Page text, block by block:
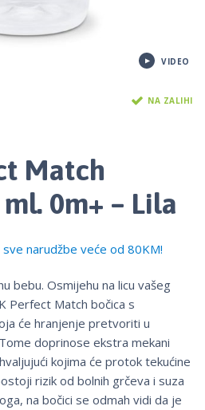
VIDEO
NA ZALIHI
Match
0m+ – Lila
sve narudžbe veće od 80KM!
bebu. Osmijehu na licu vašeg
Perfect Match bočica s
će hranjenje pretvoriti u
doprinose ekstra mekani
kojima će protok tekućine
rizik od bolnih grčeva i suza
na bočici se odmah vidi da je